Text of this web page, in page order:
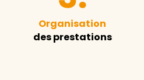
Organisation
des prestations